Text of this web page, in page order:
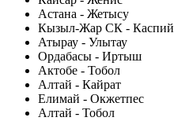
Астана - Жетысу
Кызыл-Жар СК - Каспий
Атырау - Улытау
Ордабасы - Иртыш
Актобе - Тобол
Алтай - Кайрат
Елимай - Окжетпес
Алтай - Тобол